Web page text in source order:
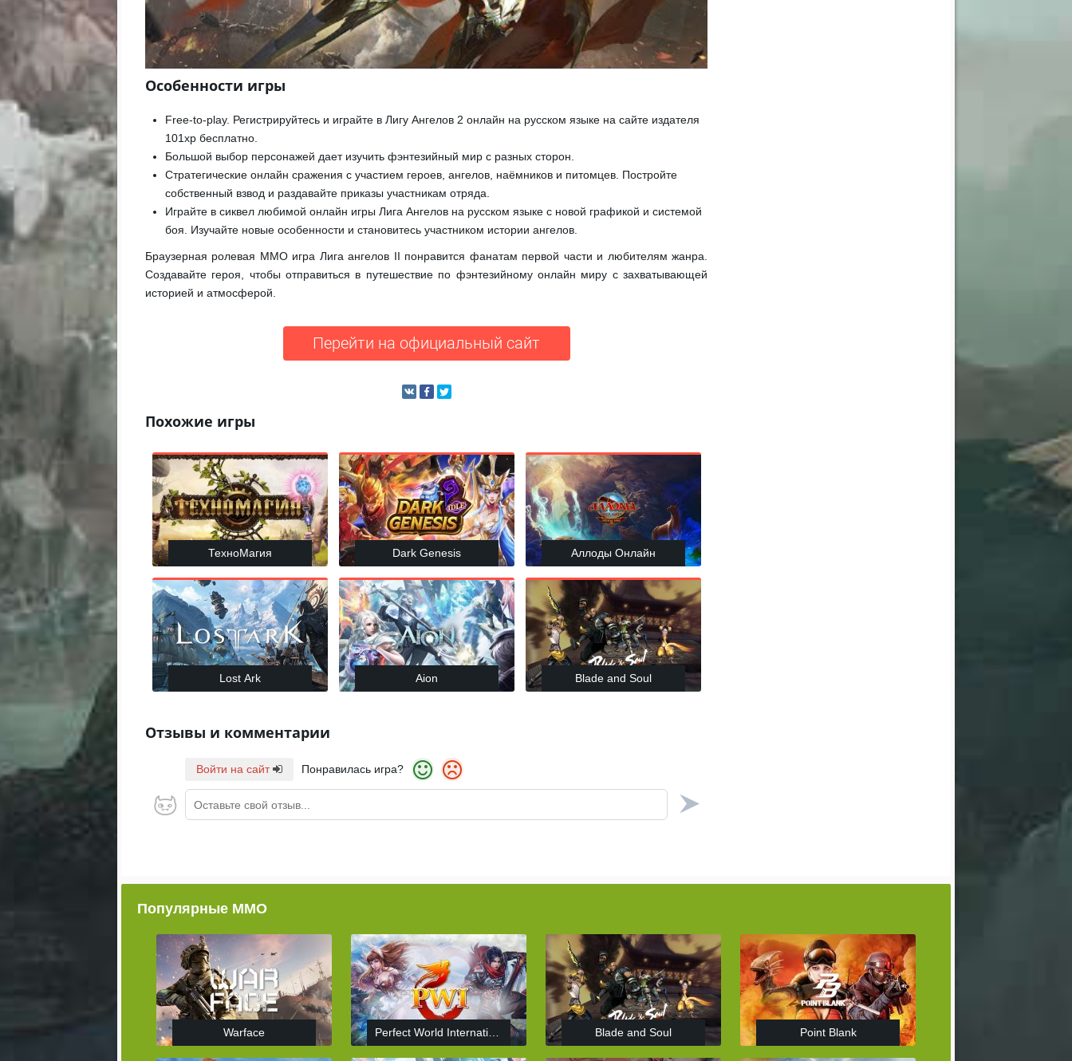
Особенности игры
Free-to-play. Регистрируйтесь и играйте в Лигу Ангелов 2 онлайн на русском языке на сайте издателя
101xp бесплатно.
Большой выбор персонажей дает изучить фэнтезийный мир с разных сторон.
Стратегические онлайн сражения с участием героев, ангелов, наёмников и питомцев. Постройте
собственный взвод и раздавайте приказы участникам отряда.
Играйте в сиквел любимой онлайн игры Лига Ангелов на русском языке с новой графикой и системой
боя. Изучайте новые особенности и становитесь участником истории ангелов.
Браузерная ролевая MMO игра Лига ангелов II понравится фанатам первой части и любителям жанра.
Создавайте героя, чтобы отправиться в путешествие по фэнтезийному онлайн миру с захватывающей
историей и атмосферой.
Перейти на официальный сайт
Похожие игры
ТехноМагия Dark Genesis Аллоды Онлайн
Lost Ark Aion Blade and Soul
Отзывы и комментарии
Войти на сайт Понравилась игра?
Оставьте свой отзыв...
Популярные ММО
Warface Blade and Soul Point Blank